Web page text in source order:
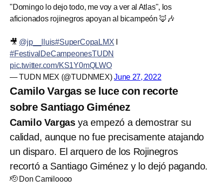
"Domingo lo dejo todo, me voy a ver al Atlas", los
aficionados rojinegros apoyan al bicampeón 🦊🎶
🎥 @jp__lluis#SuperCopaLMX
#FestivalDeCampeonesTUDN
pic.twitter.com/KS1Y0mQLWO
— TUDN MEX (@TUDNMEX)June 27, 2022
Camilo Vargas se luce con recorte
sobre Santiago Giménez
Camilo Vargas ya empezó a demostrar su
calidad, aunque no fue precisamente atajando
un disparo. El arquero de los Rojinegros
recortó a Santiago Giménez y lo dejó pagando.
🫡 Don Camiloooo